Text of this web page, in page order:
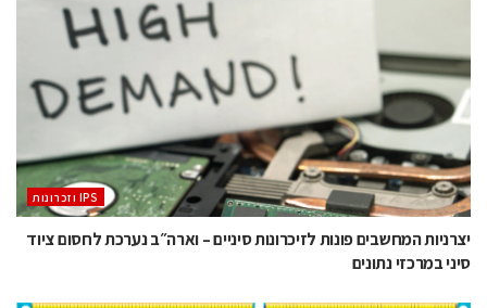
יצרניות המחשבים פונות לזיכרונות סיניים – וארה״ב נערכת לחסום ציוד
סיני במרכזי נתונים